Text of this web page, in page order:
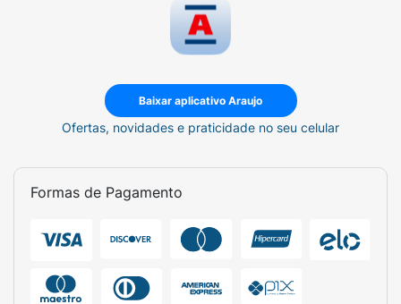
Baixar aplicativo Araujo
Ofertas, novidades e praticidade no seu celular
Formas de Pagamento